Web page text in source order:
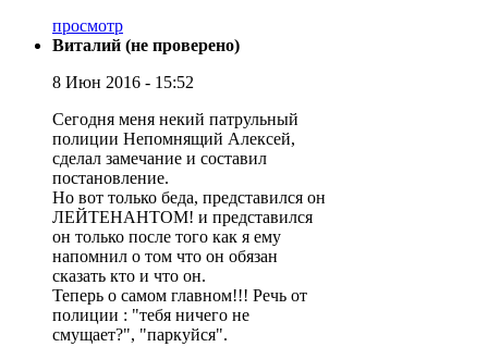
просмотр
Виталий (не проверено)
8 Июн 2016 - 15:52
Сегодня меня некий патрульный
полиции Непомнящий Алексей,
сделал замечание и составил
постановление.
Но вот только беда, представился он
ЛЕЙТЕНАНТОМ! и представился
он только после того как я ему
напомнил о том что он обязан
сказать кто и что он.
Теперь о самом главном!!! Речь от
полиции : "тебя ничего не
смущает?", "паркуйся".